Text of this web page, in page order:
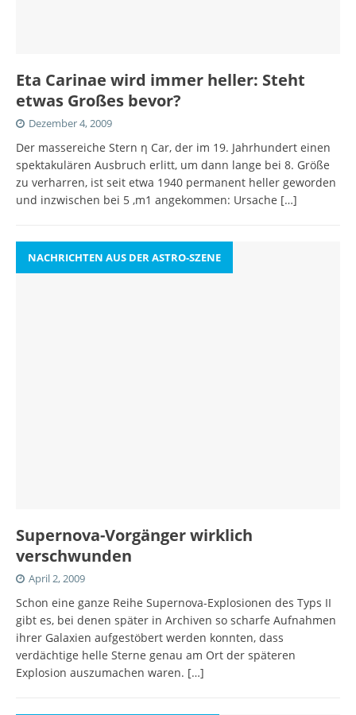
Eta Carinae wird immer heller: Steht
etwas Großes bevor?
Dezember 4, 2009
Der massereiche Stern η Car, der im 19. Jahrhundert einen
spektakulären Ausbruch erlitt, um dann lange bei 8. Größe
zu verharren, ist seit etwa 1940 permanent heller geworden
und inzwischen bei 5 ,m1 angekommen: Ursache […]
NACHRICHTEN AUS DER ASTRO-SZENE
Supernova-Vorgänger wirklich
verschwunden
April 2, 2009
Schon eine ganze Reihe Supernova-Explosionen des Typs II
gibt es, bei denen später in Archiven so scharfe Aufnahmen
ihrer Galaxien aufgestöbert werden konnten, dass
verdächtige helle Sterne genau am Ort der späteren
Explosion auszumachen waren. […]